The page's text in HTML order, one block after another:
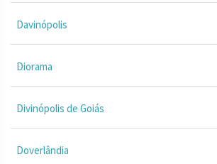
Davinópolis
Diorama
Divinópolis de Goiás
Doverlândia